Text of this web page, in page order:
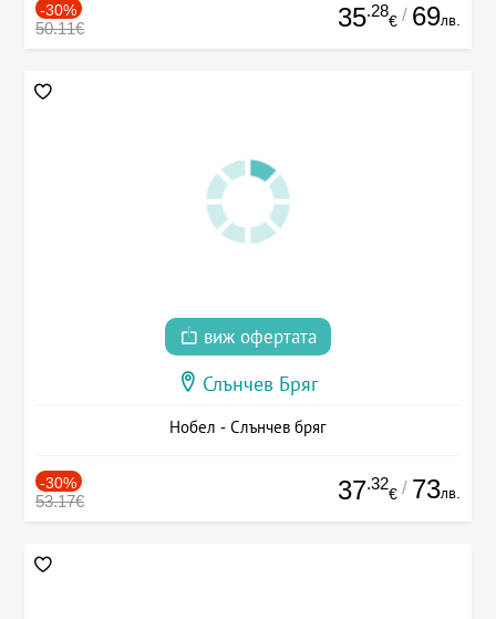
-30%
50.11€ 35.28
€ / 69лв.
виж офертата
Слънчев Бряг
Нобел - Слънчев бряг
-30%
53.17€ 37.32
€ / 73лв.